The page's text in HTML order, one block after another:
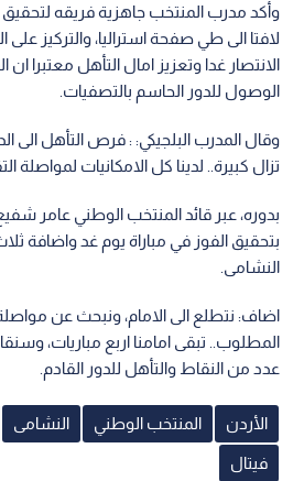
وأكد مدرب المنتخب جاهزية فريقه لتحقيق
لافتا الى طي صفحة استراليا، والتركيز
الانتصار غدا وتعزيز امال التأهل معتبرا
الوصول للدور الحاسم بالتصفيات.
وقال المدرب البلجيكي: : فرص التأهل الى
تزال كبيرة.. لدينا كل الامكانيات لمواصلة
بدوره، عبر قائد المنتخب الوطني عامر
بتحقيق الفوز في مباراة يوم غد واضافة
النشامى.
اضاف: نتطلع الى الامام، ونبحث عن
المطلوب.. تبقى امامنا اربع مباريات،
عدد من النقاط والتأهل للدور القادم.
الأردن المنتخب الوطني النشامى
فيتال